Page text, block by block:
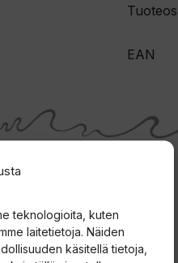
teknologioita, kuten
laitetietoja. Näiden
käsitellä tietoja,
EAN